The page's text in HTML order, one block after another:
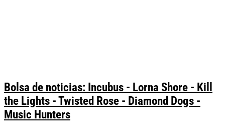
Bolsa de noticias: Incubus - Lorna Shore - Kill
the Lights - Twisted Rose - Diamond Dogs -
Music Hunters